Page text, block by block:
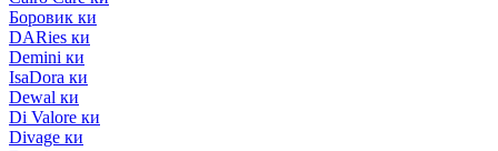
Боровик ки
DARies ки
Demini ки
IsaDora ки
Dewal ки
Di Valore ки
Divage ки